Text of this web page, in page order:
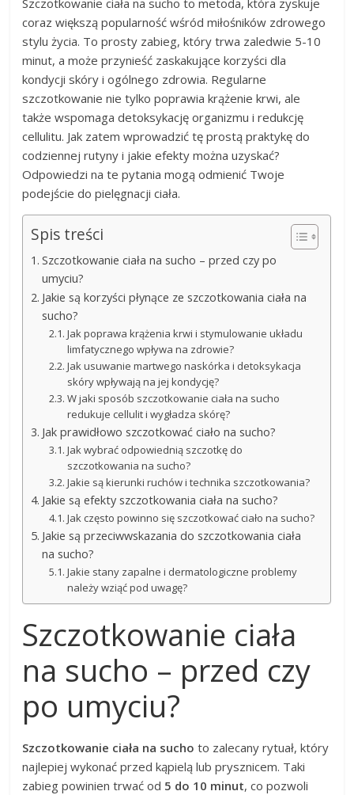
coraz większą popularność wśród miłośników zdrowego
stylu życia. To prosty zabieg, który trwa zaledwie 5-10
minut, a może przynieść zaskakujące korzyści dla
kondycji skóry i ogólnego zdrowia. Regularne
szczotkowanie nie tylko poprawia krążenie krwi, ale
także wspomaga detoksykację organizmu i redukcję
cellulitu. Jak zatem wprowadzić tę prostą praktykę do
codziennej rutyny i jakie efekty można uzyskać?
Odpowiedzi na te pytania mogą odmienić Twoje
podejście do pielęgnacji ciała.
Spis treści
Szczotkowanie ciała na sucho – przed czy po
umyciu?
Jakie są korzyści płynące ze szczotkowania ciała na
sucho?
Jak poprawa krążenia krwi i stymulowanie układu
limfatycznego wpływa na zdrowie?
Jak usuwanie martwego naskórka i detoksykacja
skóry wpływają na jej kondycję?
W jaki sposób szczotkowanie ciała na sucho
redukuje cellulit i wygładza skórę?
Jak prawidłowo szczotkować ciało na sucho?
Jak wybrać odpowiednią szczotkę do
szczotkowania na sucho?
Jakie są kierunki ruchów i technika szczotkowania?
Jakie są efekty szczotkowania ciała na sucho?
Jak często powinno się szczotkować ciało na sucho?
Jakie są przeciwwskazania do szczotkowania ciała
na sucho?
Jakie stany zapalne i dermatologiczne problemy
należy wziąć pod uwagę?
Szczotkowanie ciała
na sucho – przed czy
po umyciu?
Szczotkowanie ciała na sucho to zalecany rytuał, który
najlepiej wykonać przed kąpielą lub prysznicem. Taki
zabieg powinien trwać od 5 do 10 minut, co pozwoli